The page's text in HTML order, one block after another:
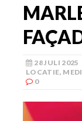
28 JULI 2025
LOCATIE,
0